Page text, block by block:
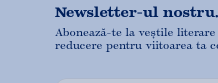
Newsletter-ul nostru.
Abonează-te la veștile
reducere pentru viitoarea ta